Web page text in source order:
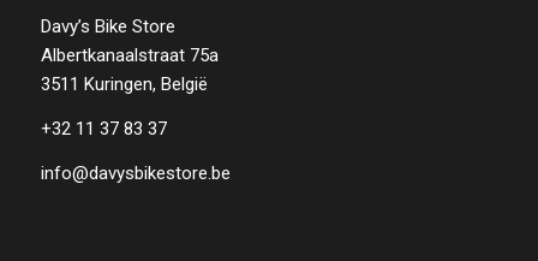
Davy’s Bike Store
Albertkanaalstraat 75a
3511 Kuringen, België
+32 11 37 83 37
info@davysbikestore.be